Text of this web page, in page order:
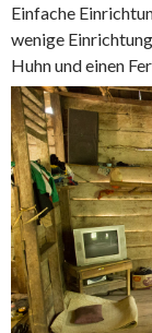
Einfache
wenige
Huhn und einen